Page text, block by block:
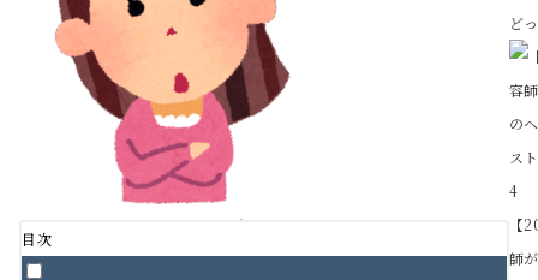
目次
ど
4
【
師